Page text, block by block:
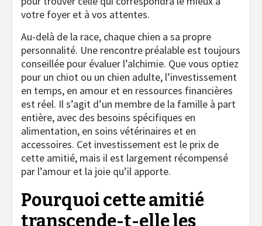
votre foyer et à vos attentes.
Au-delà de la race, chaque chien a sa propre
personnalité. Une rencontre préalable est toujours
conseillée pour évaluer l’alchimie. Que vous optiez
pour un chiot ou un chien adulte, l’investissement
en temps, en amour et en ressources financières
est réel. Il s’agit d’un membre de la famille à part
entière, avec des besoins spécifiques en
alimentation, en soins vétérinaires et en
accessoires. Cet investissement est le prix de
cette amitié, mais il est largement récompensé
par l’amour et la joie qu’il apporte.
Pourquoi cette amitié
transcende-t-elle les